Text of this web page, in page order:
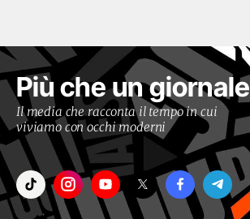
Più che un giornale
Il media che racconta il tempo in cui
viviamo con occhi moderni